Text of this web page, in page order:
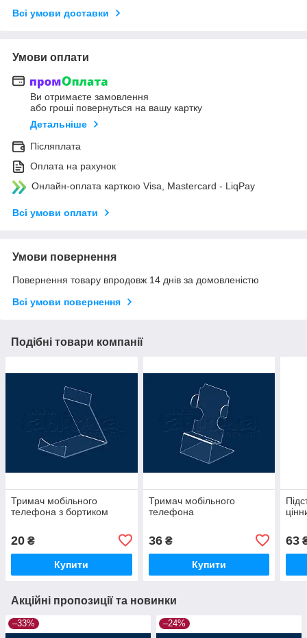
Всі умови доставки
Умови оплати
Ви отримаєте замовлення
або гроші повернуться на вашу картку
Детальніше
Післяплата
Оплата на рахунок
Онлайн-оплата карткою Visa, Mastercard - LiqPay
Всі умови оплати
Умови повернення
Повернення товару впродовж 14 днів за домовленістю
Всі умови повернення
Подібні товари компанії
Тримач мобільного
телефона з бортиком
20 ₴
Купити
Тримач мобільного
телефона
36₴
Купити
63
Акційні пропозиції та новинки
–33% –24%